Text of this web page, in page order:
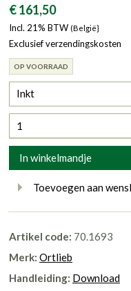
€ 161,50
Incl. 21% BTW (België}
Exclusief verzendingskosten
OP VOORRAAD
Inkt
In winkelmandje
Toevoegen aan
Artikel code: 70.1693
Merk: Ortlieb
Handleiding: Download